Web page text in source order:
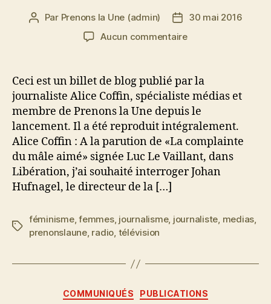
Auteur
Par Prenons la Une (admin)
Date
de
30 mai 2016
Aucun commentairesur
il
allié
contre
le
sexisme?
Ceci est un billet de blog publié par la
journaliste Alice Coffin, spécialiste médias et
membre de Prenons la Une depuis le
lancement. Il a été reproduit intégralement.
Alice Coffin : A la parution de «La complainte
du mâle aimé» signée Luc Le Vaillant, dans
Libération, j’ai souhaité interroger Johan
Hufnagel, le directeur de la […]
Étiquettes
féminisme,femmes, journalisme, journaliste, medias,
prenonslaune, radio, télévision
Catégories
COMMUNIQUÉS PUBLICATIONS